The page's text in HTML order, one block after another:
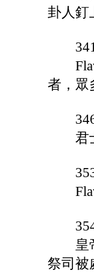
卦人釘
341
者，眾
346
君士
353
354
皇帝
祭司被